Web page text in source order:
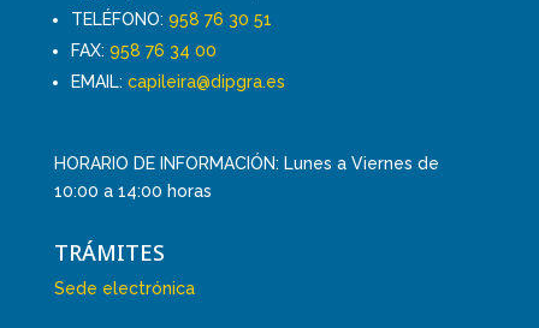
TELÉFONO: 958 76 30 51
FAX: 958 76 34 00
EMAIL: capileira@dipgra.es
HORARIO DE INFORMACIÓN: Lunes a Viernes de
10:00 a 14:00 horas
TRÁMITES
Sede electrónica